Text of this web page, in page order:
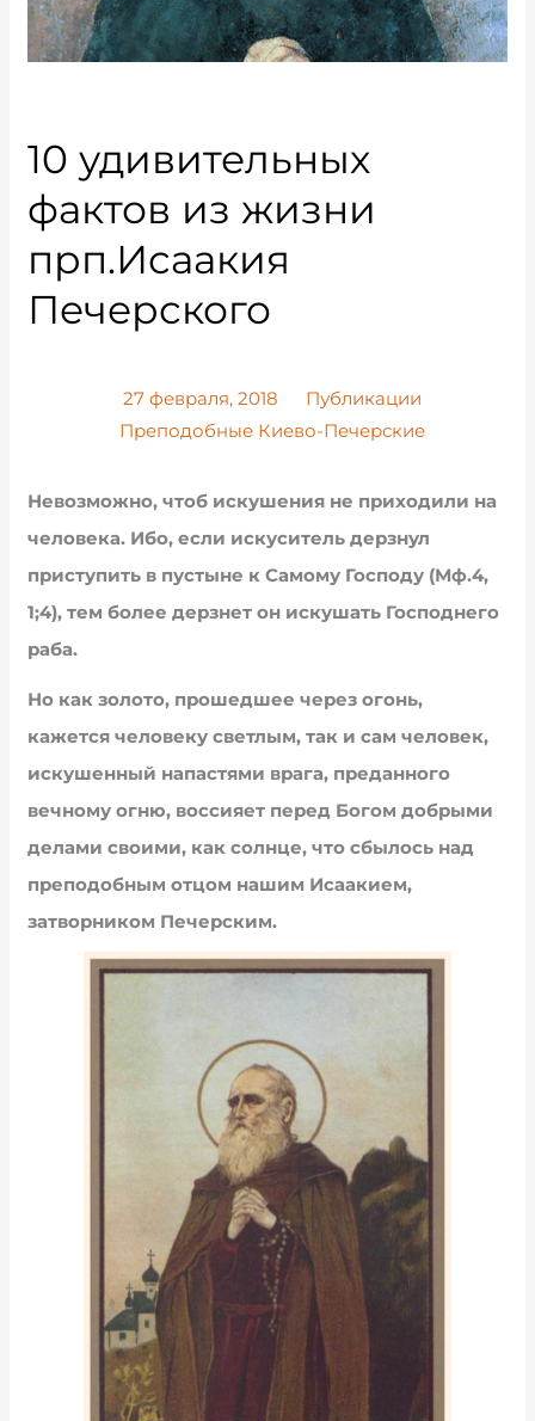
10 удивительных
фактов из жизни
прп.Исаакия
Печерского
27 февраля, 2018
Публикации
Преподобные Киево-Печерские
Невозможно, чтоб искушения не приходили на
человека. Ибо, если искуситель дерзнул
приступить в пустыне к Самому Господу (Мф.4,
1;4), тем более дерзнет он искушать Господнего
раба.
Но как золото, прошедшее через огонь,
кажется человеку светлым, так и сам человек,
искушенный напастями врага, преданного
вечному огню, воссияет перед Богом добрыми
делами своими, как солнце, что сбылось над
преподобным отцом нашим Исаакием,
затворником Печерским.